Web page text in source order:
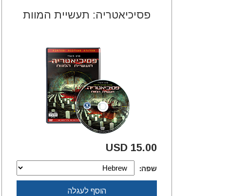
פסיכיאטריה: תעשיית המוות
15.00 USD
שפה:
הוסף לעגלה